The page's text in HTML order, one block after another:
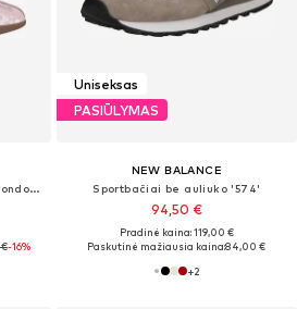
Sportbačiai be auliuko 'Taekwondo Mei'
-16%
Uniseksas
PASIŪLYMAS
NEW BALANCE
Sportbačiai be auliuko '574'
94,50 €
Pradinė kaina: 119,00 €
Paskutinė mažiausia kaina:84,00 €
+2